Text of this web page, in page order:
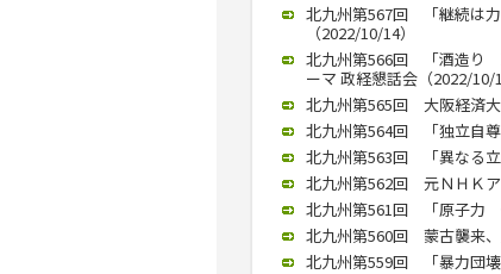
北九州第567回 「継続は
（2022/10/14）
北九州第566回 「酒造り
ーマ 政経懇話会（2022/10/
北九州第565回 大阪経済
北九州第564回 「独立自尊
北九州第563回 「異なる立
北九州第562回 元ＮＨＫ
北九州第561回 「原子力
北九州第560回 蒙古襲来、
北九州第559回 「暴力団壊